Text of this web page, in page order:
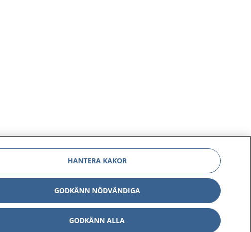
Om 1177
HANTERA KAKOR
GODKÄNN NÖDVÄNDIGA
GODKÄNN ALLA